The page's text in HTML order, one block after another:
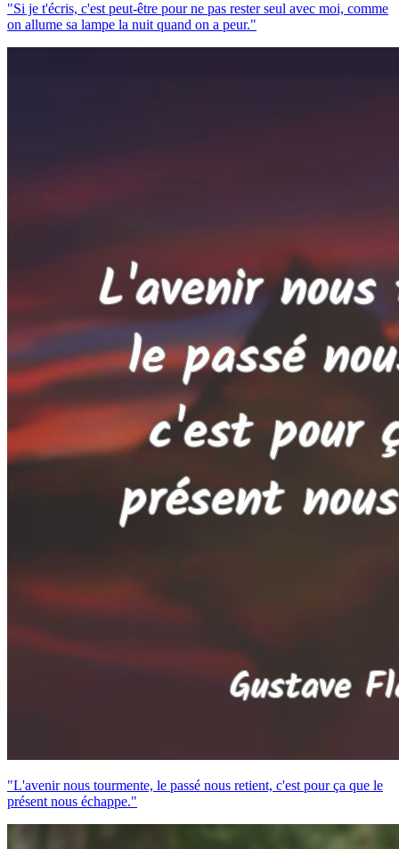
"Si je t'écris, c'est peut-être pour ne pas rester seul avec moi, comme
on allume sa lampe la nuit quand on a peur."
"L'avenir nous tourmente, le passé nous retient, c'est pour ça que le
présent nous échappe."